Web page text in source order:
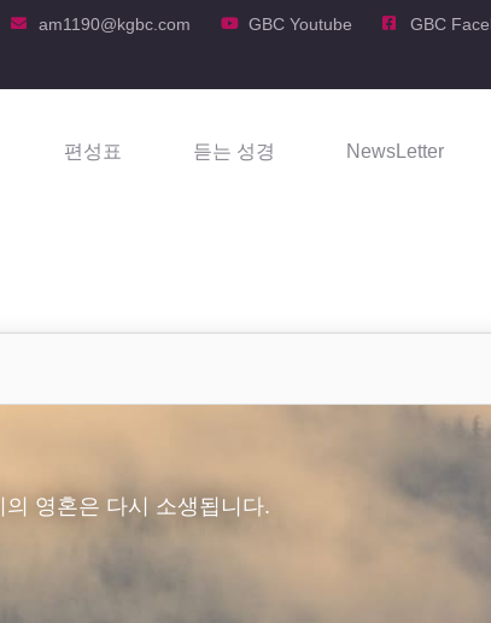
am1190@kgbc.com GBC Youtube GBC
편성표 듣는 성경 NewsLetter
영혼은 다시 소생됩니다.